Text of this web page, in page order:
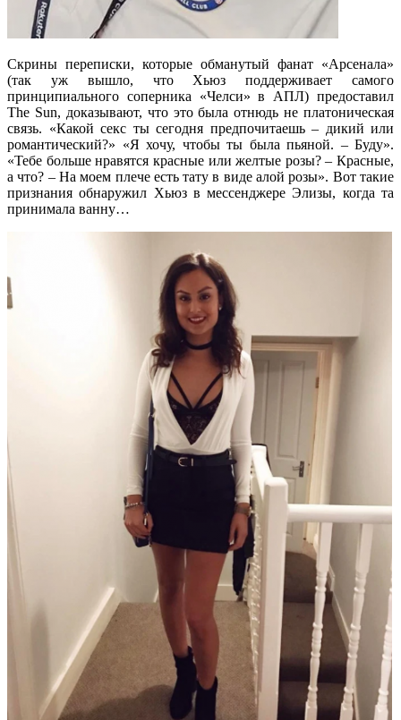
Скрины переписки, которые обманутый фанат «Арсенала»
(так уж вышло, что Хьюз поддерживает самого
принципиального соперника «Челси» в АПЛ) предоставил
The Sun, доказывают, что это была отнюдь не платоническая
связь. «Какой секс ты сегодня предпочитаешь – дикий или
романтический?» «Я хочу, чтобы ты была пьяной. – Буду».
«Тебе больше нравятся красные или желтые розы? – Красные,
а что? – На моем плече есть тату в виде алой розы». Вот такие
признания обнаружил Хьюз в мессенджере Элизы, когда та
принимала ванну…